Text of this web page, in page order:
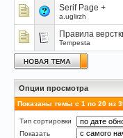
Serif Page +
a.uglirzh
Правила
Tempesta
Опции просмотра
Показаны темы с 1 по 20 из
Тип сортировки
Показать